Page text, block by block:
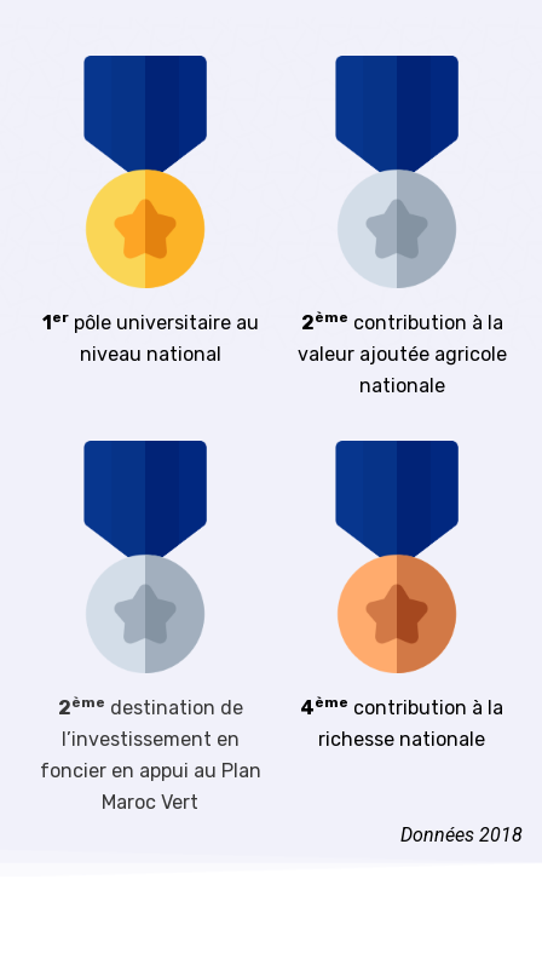
1erpôle universitaire au
niveau national
2ème contribution à la
valeur ajoutée agricole
nationale
2ème destination de
l’investissement en
foncier en appui au Plan
Maroc Vert
4ème contribution à la
richesse nationale
Données 2018